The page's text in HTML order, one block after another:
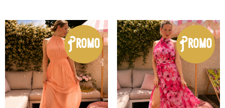
Promo Promo